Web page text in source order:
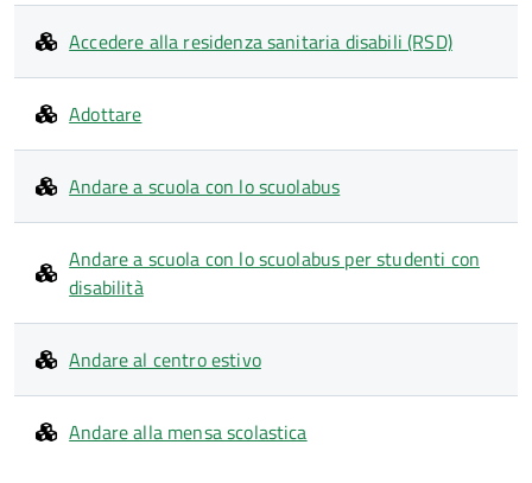
Accedere alla residenza sanitaria disabili (RSD)
Adottare
Andare a scuola con lo scuolabus
Andare a scuola con lo scuolabus per studenti con
disabilità
Andare al centro estivo
Andare alla mensa scolastica